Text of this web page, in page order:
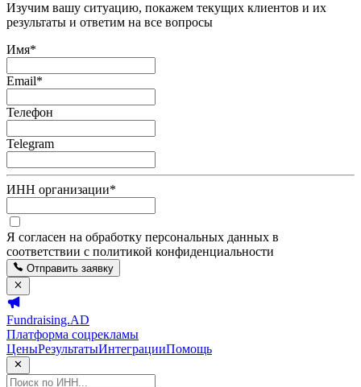
Изучим вашу ситуацию, покажем текущих клиентов и их
результаты и ответим на все вопросы
Имя*
Email*
Телефон
Telegram
ИНН организации*
Я согласен на обработку персональных данных в
соответствии с политикой конфиденциальности
Отправить заявку
Fundraising.AD
Платформа соцрекламы
ЦеныРезультатыИнтеграцииПомощь